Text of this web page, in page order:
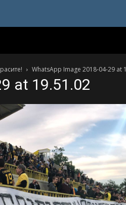
WhatsApp Image 2018-04-29 at
at 19.51.02